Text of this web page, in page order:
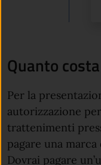
Quanto costa
Per la
autorizzazione
trattenimenti
pagare una
Dovrai pagare